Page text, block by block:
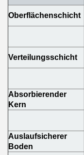
Oberflächenschicht
Verteilungsschicht
Absorbierender
Kern
Auslaufsicherer
Boden